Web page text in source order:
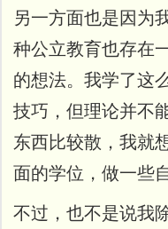
另一方面也是因为
种公立教育也存在
的想法。 我学了这
技巧，但理论并不
东西比较散，我就
面的学位，做一些
不过，也不是说我